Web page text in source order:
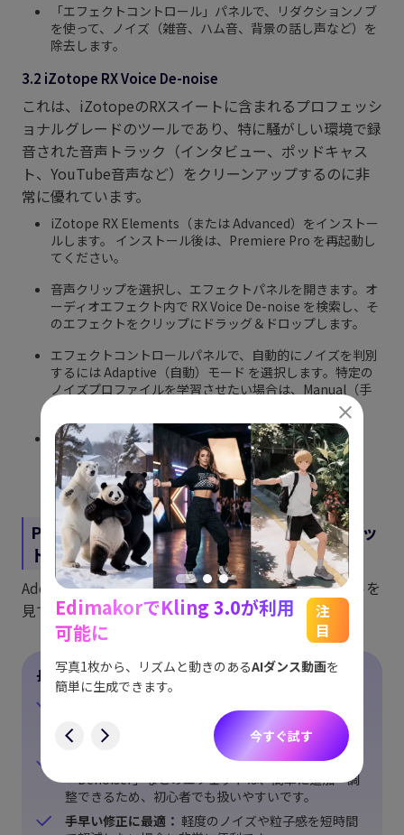
「エフェクトコントロール」パネルで、リダクションノブ
を使って、ノイズ（雑音、ハム音、背景の話し声など）を
除去します。
3.2 iZotope RX Voice De-noise
これは、iZotopeのRXスイートに含まれるプロフェッシ
ョナルグレードのツールであり、特に騒がしい環境で録
音された音声トラック（インタビュー、ポッドキャス
ト、YouTube音声など）をクリーンアップするのに非
常に優れています。
iZotope RX Elements（または Advanced）をインストー
ルします。 インストール後は、Premiere Pro を再起動し
てください。
音声クリップを選択し、エフェクトパネルを開きます。オ
ーディオエフェクト内で RX Voice De-noise を検索し、そ
のエフェクトをクリップにドラッグ＆ドロップします。
エフェクトコントロールパネルで、自動的にノイズを判別
するには Adaptive（自動）モード を選択します。特定の
ノイズプロファイルを学習させたい場合は、Manual（手
音声の明瞭さを保ちながらクリーンアップするために、
Threshold（しきい値） と Reduction（ノイズ除去量）
のスライダーを調整します。
Part 3：Premiere Proでノイズ除去するメリッ
ト・デメリット
AdobeにおけるAIノイズ除去のメリットとデメリットを
見てみましょう：
長所：
フトを購入する必要はなく、Premiere Proの中に最
初から組み込まれています。
動画用の「Median」や音声用の
「Denoiser」などのエフェクトは、簡単に追加・調
整できるため、初心者でも扱いやすいです。
手早い修正に最適： 軽度のノイズや粒子感を短時間
EdimakorでKling 3.0が利用
可能に
注
目
写真1枚から、リズムと動きのあるAIダンス動画を
簡単に生成できます。
今すぐ試す